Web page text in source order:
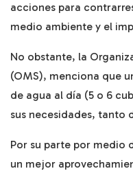
acciones para
medio ambiente y el
No obstante, la
(OMS), menciona que
de agua al día (5 o 6
sus necesidades, tanto
Por su parte por medio
un mejor